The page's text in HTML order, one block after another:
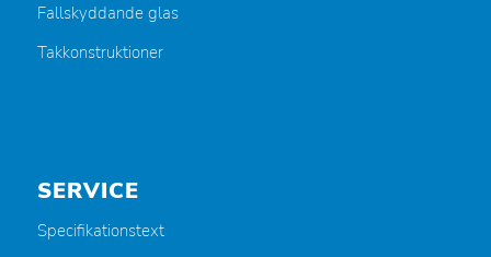
Fallskyddande glas
Takkonstruktioner
SERVICE
Specifikationstext